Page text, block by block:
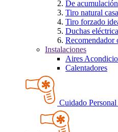
De acumulación
Tiro natural
Tiro forzado
Duchas
Recomendador
Instalaciones
Aires
Calentadores
Cuidado Personal